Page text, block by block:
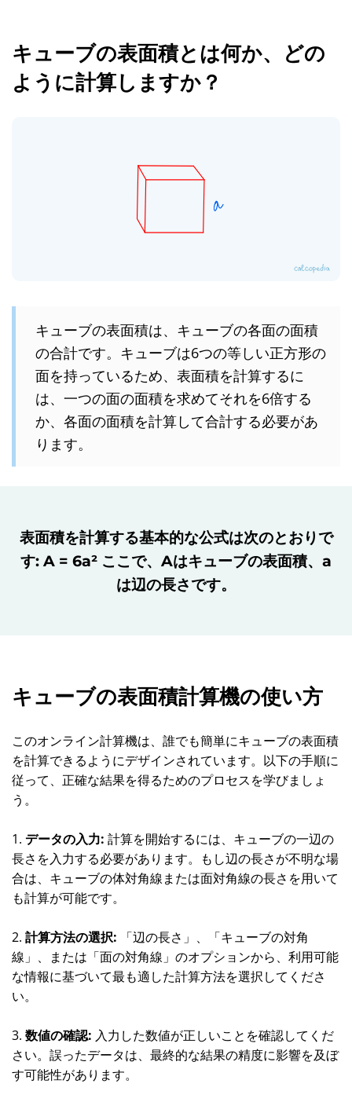
キューブの表面積とは何か、どの
ように計算しますか？
キューブの表面積は、キューブの各面の面積
の合計です。キューブは6つの等しい正方形の
面を持っているため、表面積を計算するに
は、一つの面の面積を求めてそれを6倍する
か、各面の面積を計算して合計する必要があ
ります。
表面積を計算する基本的な公式は次のとおりで
す: A = 6a² ここで、 Aはキューブの表面積、 a
は辺の長さです。
キューブの表面積計算機の使い方
このオンライン計算機は、誰でも簡単にキューブの表面積
を計算できるようにデザインされています。以下の手順に
従って、正確な結果を得るためのプロセスを学びましょ
う。
1. データの入力: 計算を開始するには、キューブの一辺の
長さを入力する必要があります。もし辺の長さが不明な場
合は、キューブの体対角線または面対角線の長さを用いて
も計算が可能です。
2. 計算方法の選択: 「辺の長さ」、「キューブの対角
線」、または「面の対角線」のオプションから、利用可能
な情報に基づいて最も適した計算方法を選択してくださ
い。
3. 数値の確認: 入力した数値が正しいことを確認してくだ
さい。誤ったデータは、最終的な結果の精度に影響を及ぼ
す可能性があります。